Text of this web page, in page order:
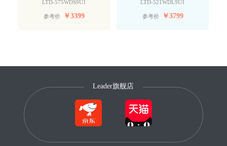
LTD-575WDS9U1
参考价 ￥3399
LTD-521WDL9U1
参考价 ￥3799
Leader旗舰店